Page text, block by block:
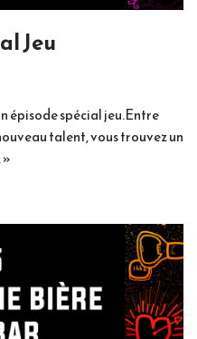
Jeu
épisode spécial jeu.Entre
talent, vous trouvez un